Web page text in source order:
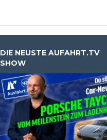
DIE NEUSTE AUFAHRT.TV
SHOW